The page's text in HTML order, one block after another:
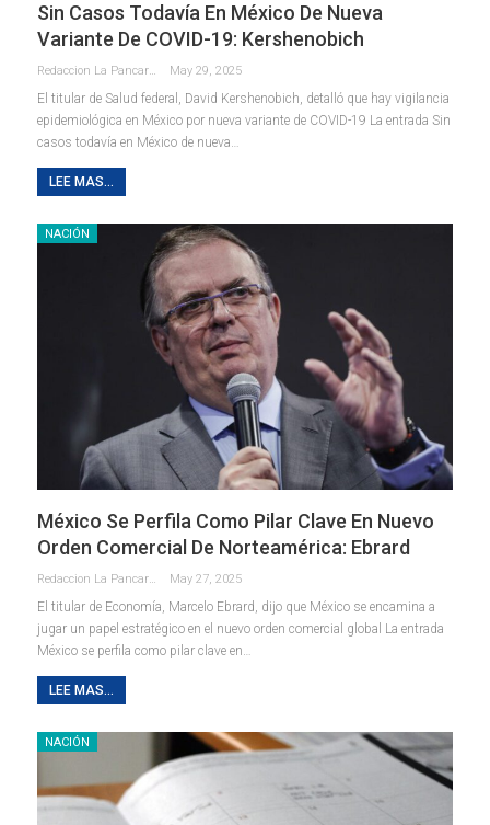
Sin Casos Todavía En México De Nueva
Variante De COVID-19: Kershenobich
Redaccion La Pancarta De Quintana Roo May 29, 2025
El titular de Salud federal, David Kershenobich, detalló que hay vigilancia
epidemiológica en México por nueva variante de COVID-19 La entrada Sin
casos todavía en México de nueva…
LEE MAS...
NACIÓN
México Se Perfila Como Pilar Clave En Nuevo
Orden Comercial De Norteamérica: Ebrard
Redaccion La Pancarta De Quintana Roo May 27, 2025
El titular de Economía, Marcelo Ebrard, dijo que México se encamina a
jugar un papel estratégico en el nuevo orden comercial global La entrada
México se perfila como pilar clave en…
LEE MAS...
NACIÓN